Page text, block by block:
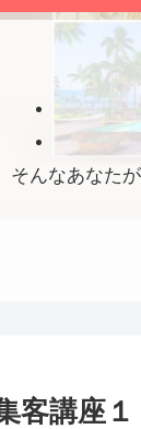
そんなあなた
客講座